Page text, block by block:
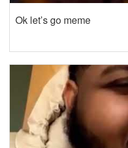
Ok let’s go meme